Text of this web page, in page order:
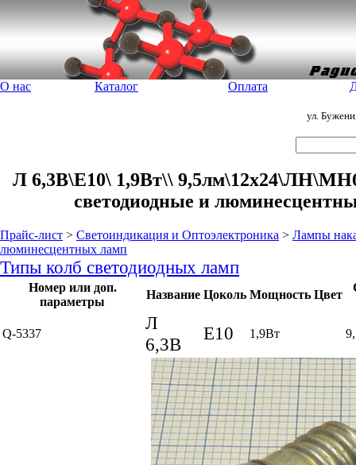
О нас Каталог Оплата
ул.
Л 6,3В\E10\ 1,9Вт\\
светодиодные и
Прайс-лист > Светоиндикация и Оптоэлектроника > Лампы
люминесцентных ламп
Типы колб светодиодных ламп
Номер или доп.
параметры
Название Цоколь Мощность Цвет
Q-5337
Л
6,3В
E10 1,9Вт